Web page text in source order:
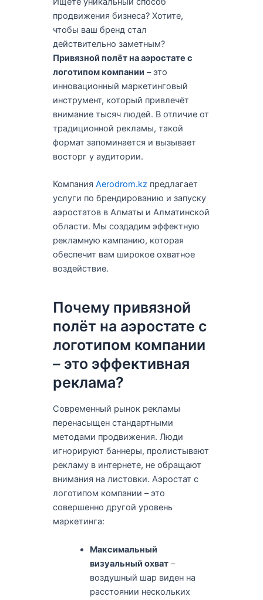
продвижения бизнеса? Хотите,
чтобы ваш бренд стал
действительно заметным?
Привязной полёт на аэростате с
логотипом компании – это
инновационный маркетинговый
инструмент, который привлечёт
внимание тысяч людей. В отличие от
традиционной рекламы, такой
формат запоминается и вызывает
восторг у аудитории.
Компания Aerodrom.kzпредлагает
услуги по брендированию и запуску
аэростатов в Алматы и Алматинской
области. Мы создадим эффектную
рекламную кампанию, которая
обеспечит вам широкое охватное
воздействие.
Почему привязной
полёт на аэростате с
логотипом компании
– это эффективная
реклама?
Современный рынок рекламы
перенасыщен стандартными
методами продвижения. Люди
игнорируют баннеры, пролистывают
рекламу в интернете, не обращают
внимания на листовки. Аэростат с
логотипом компании – это
совершенно другой уровень
маркетинга:
Максимальный
визуальный охват –
воздушный шар виден на
расстоянии нескольких